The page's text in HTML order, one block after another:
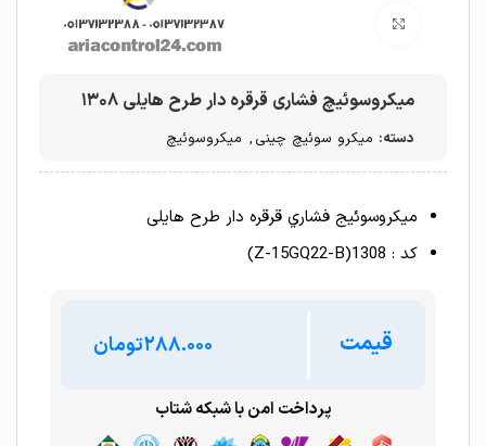
میکروسوئیچ فشاری قرقره دار طرح هایلی ۱۳۰۸
دسته: میکرو سوئیچ چینی , میکروسوئیچ
میکروسوئیج فشاري قرقره دار طرح هایلی
کد : 1308(Z-15GQ22-B)
قیمت تومان
پرداخت امن با شبکه شتاب